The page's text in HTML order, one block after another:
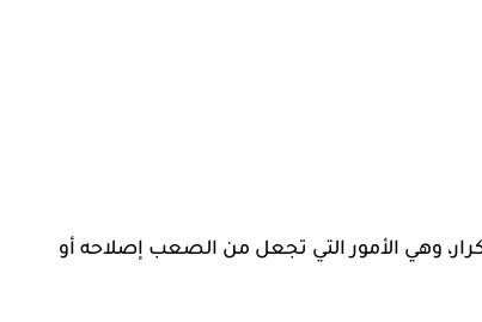
وهي الأمور التي تجعل من الصعب إصلاحه أو